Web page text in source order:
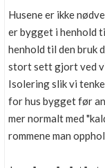
Husene er ikke
er bygget i henhold
henhold til den bruk
stort sett gjort ved
Isolering slik vi
for hus bygget før
mer normalt med
rommene man